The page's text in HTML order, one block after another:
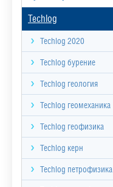
Techlog
Techlog 2020
Techlog бурение
Techlog геология
Techlog геомеханика
Techlog геофизика
Techlog керн
Techlog петрофизика